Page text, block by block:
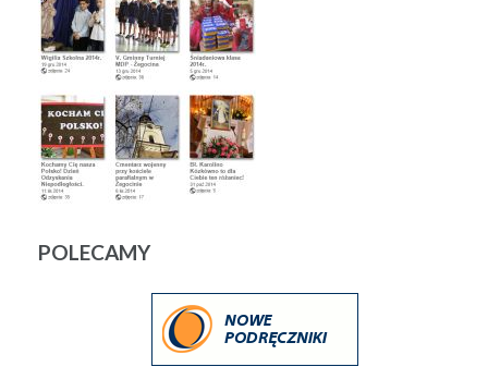
POLECAMY